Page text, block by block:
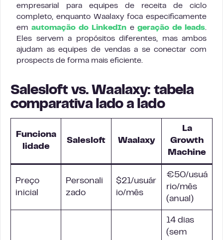
empresarial para equipes de receita de ciclo
completo, enquanto Waalaxy foca especificamente
emautomação do LinkedIn e geração de leads.
Eles servem a propósitos diferentes, mas ambos
ajudam as equipes de vendas a se conectar com
prospects de forma mais eficiente.
Salesloft vs. Waalaxy: tabela
comparativa lado a lado
Funciona
lidade
Salesloft Waalaxy
La
Growth
Machine
Preço
inicial
Personali
zado
$21/usuár
io/mês
€50/usuá
rio/mês
(anual)
14 dias
(sem